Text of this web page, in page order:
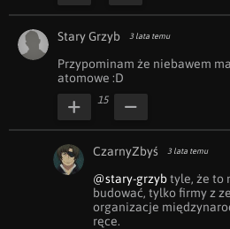
Stary Grzyb 3 lata temu
Przypominam że niebawem
atomowe :D
15
CzarnyZbyś 3 lata temu
@stary-grzyb tyle, że to
budować, tylko firmy z
organizacje
ręce.